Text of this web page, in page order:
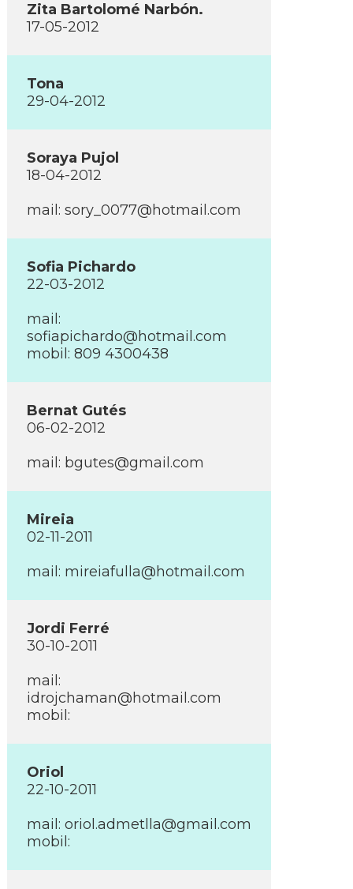
Zita Bartolomé Narbón.
17-05-2012
Tona
29-04-2012
Soraya Pujol
18-04-2012
mail: sory_0077@hotmail.com
Sofia Pichardo
22-03-2012
mail:
sofiapichardo@hotmail.com
mobil: 809 4300438
Bernat Gutés
06-02-2012
mail: bgutes@gmail.com
Mireia
02-11-2011
mail: mireiafulla@hotmail.com
Jordi Ferré
30-10-2011
mail:
idrojchaman@hotmail.com
mobil:
Oriol
22-10-2011
mail: oriol.admetlla@gmail.com
mobil: